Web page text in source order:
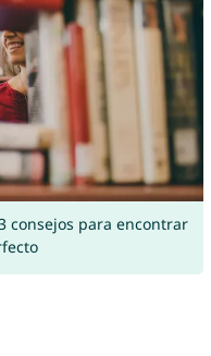
consejos para encontrar